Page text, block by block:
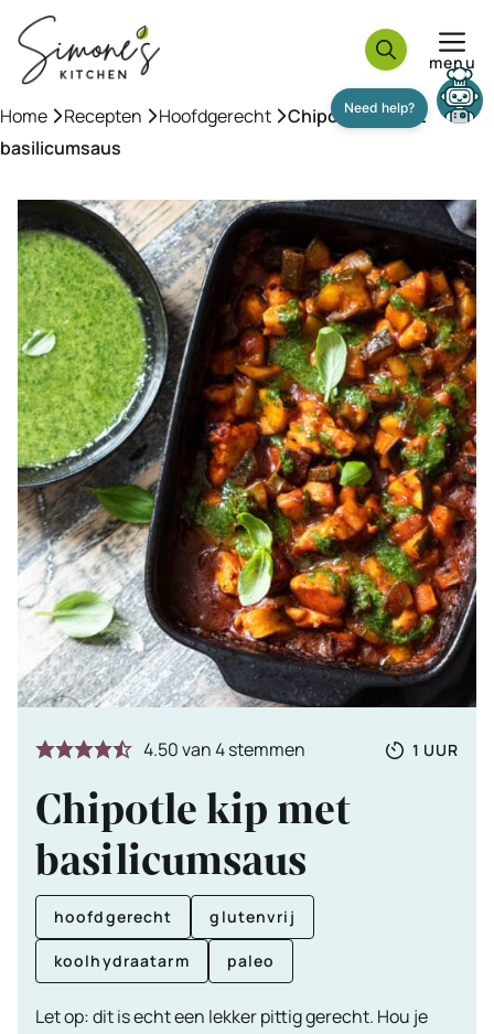
naar
inhoud
menu
Home »Recepten »Hoofdgerecht »Chipotle kip met
basilicumsaus
4.50van4stemmen
Totale
1 UUR
UUR
Chipotle kip met
basilicumsaus
hoofdgerecht glutenvrij
koolhydraatarm paleo
Let op: dit is echt een lekker pittig gerecht. Hou je